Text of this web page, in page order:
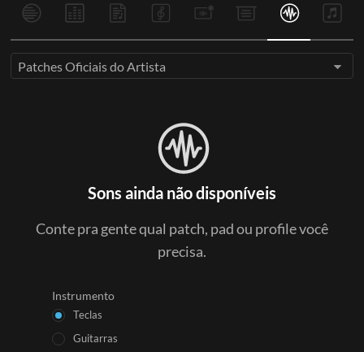
Patches Oficiais do Artista
Sons ainda não disponíveis
Conte pra gente qual patch, pad ou profile você
precisa.
Instrumento
Teclas
Guitarras